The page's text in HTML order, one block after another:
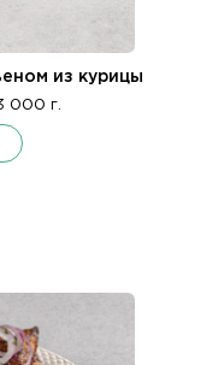
из курицы
000 г.